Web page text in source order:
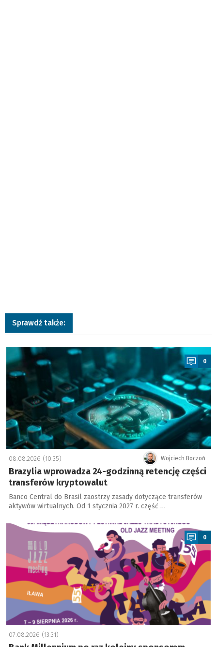
Sprawdź także:
a
0
Wojciech Boczoń
08.08.2026 (10:35)
Brazylia wprowadza 24-godzinną retencję części
transferów kryptowalut
Banco Central do Brasil zaostrzy zasady dotyczące transferów
aktywów wirtualnych. Od 1 stycznia 2027 r. część …
a
0
07.08.2026 (13:31)